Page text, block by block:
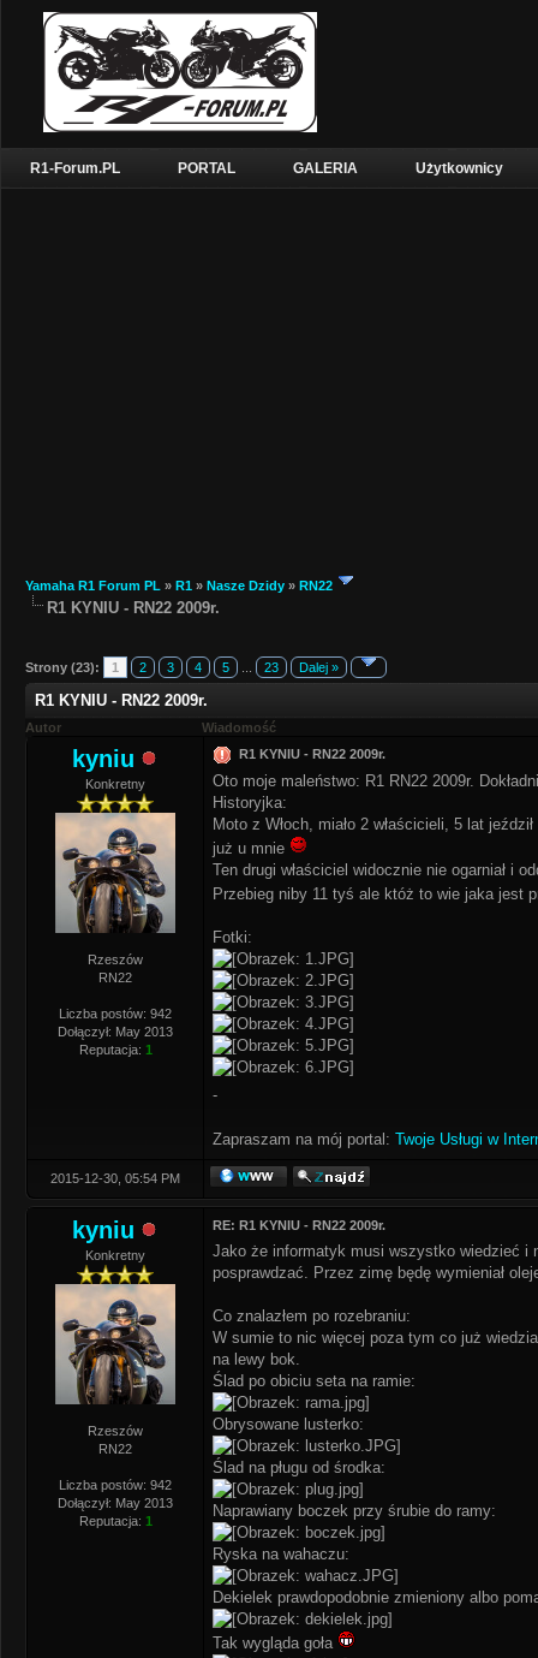
R1-Forum.PL PORTAL GALERIA Użytkownicy
Yamaha R1 Forum PL » R1 » Nasze Dzidy » RN22
R1 KYNIU - RN22 2009r.
Strony (23): 1 2 3 4 5 23 Dalej »
R1 KYNIU - RN22 2009r.
Autor Wiadomość
kyniu
Konkretny
Rzeszów
RN22
Liczba postów: 942
Dołączył: May 2013
Reputacja: 1
R1 KYNIU - RN22 2009r.
Oto moje maleństwo: R1 RN22 2009r.
Historyjka:
Moto z Włoch, miało 2 właścicieli, 5 lat
już u mnie
Ten drugi właściciel widocznie nie ogarniał i
Przebieg niby 11 tyś ale któż to wie jaka jest
Fotki:
-
Zapraszam na mój portal: Twoje Usługi w
2015-12-30, 05:54 PM
kyniu
Konkretny
Rzeszów
RN22
Liczba postów: 942
Dołączył: May 2013
Reputacja: 1
RE: R1 KYNIU - RN22 2009r.
Jako że informatyk musi wszystko wiedzieć i
posprawdzać. Przez zimę będę wymieniał
Co znalazłem po rozebraniu:
W sumie to nic więcej poza tym co już
na lewy bok.
Ślad po obiciu seta na ramie:
Obrysowane lusterko:
Ślad na pługu od środka:
Naprawiany boczek przy śrubie do ramy:
Ryska na wahaczu:
Dekielek prawdopodobnie zmieniony albo
Tak wygląda goła